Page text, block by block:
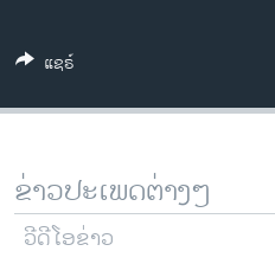
ພາສາອັງກິດ
ລາຍການກະຈາຍສຽງ
ລາຍງານ
ຕິດຕາມພວກເຮົາ ທີ່
ແຊຣ໌
ຂ່າວປະເພດຕ່າງໆ
ວີດີໂອຂ່າວ